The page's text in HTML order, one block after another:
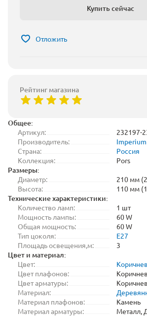
Общее:
Артикул:
232197-
Производитель:
Страна:
Россия
Коллекция:
Pors
Размеры:
Диаметр:
210 мм
Высота:
110 мм
Технические характеристики:
Количество ламп:
1 шт
Мощность лампы:
60 W
Общая мощность:
60 W
Тип цоколя:
E27
Площадь освещения,м:
3
Цвет и материал:
Цвет:
Цвет плафонов:
Цвет арматуры:
Материал:
Материал плафонов:
Камень
Материал арматуры:
Металл,
Купить сейчас
Отложить
Рейтинг магазина